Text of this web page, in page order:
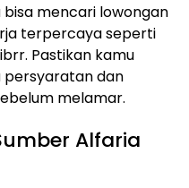
mencari lowongan
terpercaya seperti
Pastikan kamu
persyaratan dan
melamar.
Alfaria